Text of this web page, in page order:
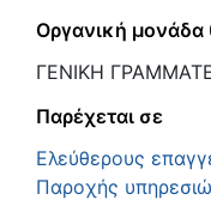
Οργανική μονάδα
ΓΕΝΙΚΗ
Παρέχεται σε
Ελεύθερους
Παροχής